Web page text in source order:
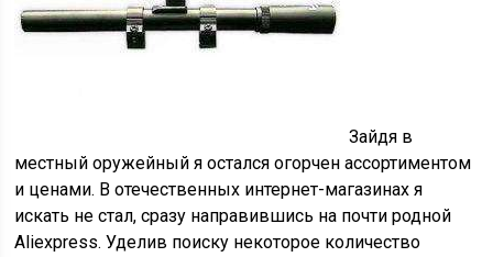
Зайдя в
местный оружейный я остался огорчен ассортиментом
и ценами. В отечественных интернет-магазинах я
искать не стал, сразу направившись на почти родной
Aliexpress. Уделив поиску некоторое количество